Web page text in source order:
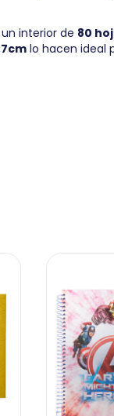
interior de 80
lo hacen ideal